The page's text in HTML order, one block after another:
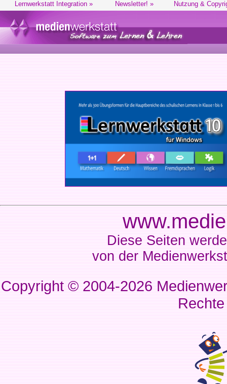
Lernwerkstatt Integration » Newsletter! » Nutzung &
Diese Seiten
von der
Copyright © 2004-2026